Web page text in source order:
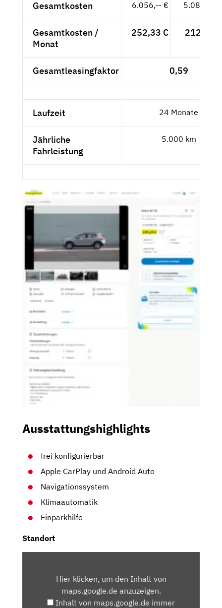
Gesamtkosten 6.056,-- € 5.089,08
Gesamtkosten /
Monat
252,33 € 212,04 €
Gesamtleasingfaktor 0,59
Laufzeit 24 Monate
Jährliche
Fahrleistung
5.000 km
Ausstattungshighlights
frei konfigurierbar
Apple CarPlay und Android Auto
Navigationssystem
Klimaautomatik
Einparkhilfe
Standort
MAPS.GOOGLE.DEHier klicken, um den Inhalt von
maps.google.de anzuzeigen.
Inhalt von maps.google.de immer